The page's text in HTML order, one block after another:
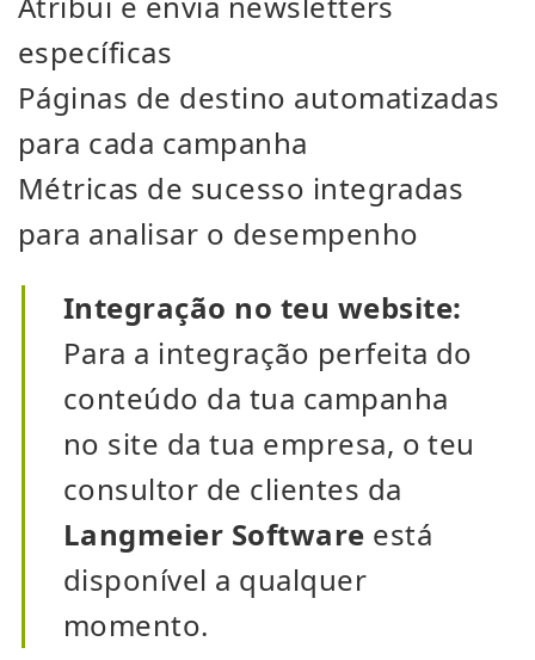
específicas
Páginas de destino automatizadas
para cada campanha
Métricas de sucesso integradas
para analisar o desempenho
Integração no teu website:
Para a integração perfeita do
conteúdo da tua campanha
no site da tua empresa, o teu
consultor de clientes da
Langmeier Software está
disponível a qualquer
momento.